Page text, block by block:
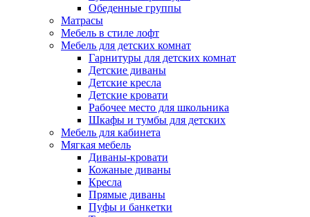
Обеденные группы
Матрасы
Мебель в стиле лофт
Мебель для детских комнат
Гарнитуры для детских комнат
Детские диваны
Детские кресла
Детские кровати
Рабочее место для школьника
Шкафы и тумбы для детских
Мебель для кабинета
Мягкая мебель
Диваны-кровати
Кожаные диваны
Кресла
Прямые диваны
Пуфы и банкетки